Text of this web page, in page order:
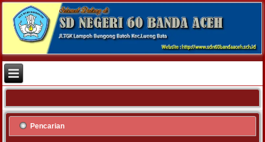
Pencarian